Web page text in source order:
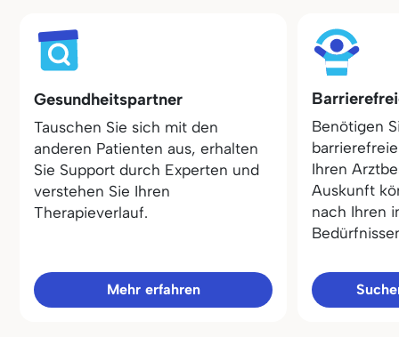
Gesundheitspartner
Tauschen Sie sich mit den
anderen Patienten aus, erhalten
Sie Support durch Experten und
verstehen Sie Ihren
Therapieverlauf.
Mehr erfahren
Benötigen
Ihren
Auskunft
nach Ihren